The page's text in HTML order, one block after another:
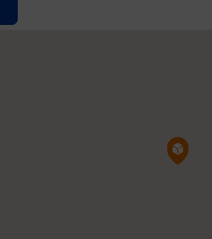
Pin de la carte